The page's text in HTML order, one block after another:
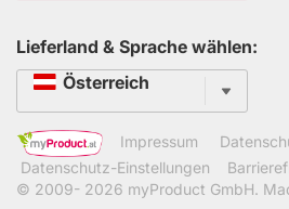
Lieferland & Sprache wählen:
SpracheÖsterreich
Impressum
Datenschutz-Einstellungen
© 2009- 2026 myProduct GmbH.